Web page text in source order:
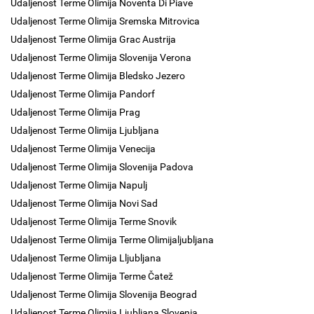
Udaljenost Terme Olimija Noventa Di Piave
Udaljenost Terme Olimija Sremska Mitrovica
Udaljenost Terme Olimija Grac Austrija
Udaljenost Terme Olimija Slovenija Verona
Udaljenost Terme Olimija Bledsko Jezero
Udaljenost Terme Olimija Pandorf
Udaljenost Terme Olimija Prag
Udaljenost Terme Olimija Ljubljana
Udaljenost Terme Olimija Venecija
Udaljenost Terme Olimija Slovenija Padova
Udaljenost Terme Olimija Napulj
Udaljenost Terme Olimija Novi Sad
Udaljenost Terme Olimija Terme Snovik
Udaljenost Terme Olimija Terme Olimijaljubljana
Udaljenost Terme Olimija Lljubljana
Udaljenost Terme Olimija Terme Čatež
Udaljenost Terme Olimija Slovenija Beograd